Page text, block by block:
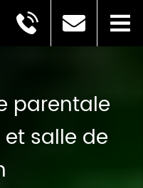
parentale
salle de